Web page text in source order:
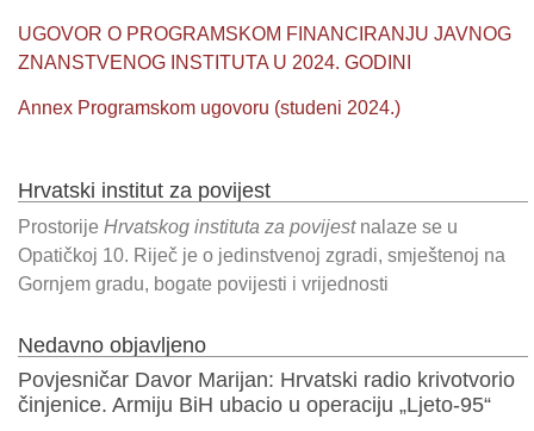
UGOVOR O PROGRAMSKOM FINANCIRANJU JAVNOG
ZNANSTVENOG INSTITUTA U 2024. GODINI
Annex Programskom ugovoru (studeni 2024.)
Hrvatski institut za povijest
Prostorije Hrvatskog instituta za povijestnalaze se u
Opatičkoj 10. Riječ je o jedinstvenoj zgradi, smještenoj na
Gornjem gradu, bogate povijesti i vrijednosti
Nedavno objavljeno
Povjesničar Davor Marijan: Hrvatski radio krivotvorio
činjenice. Armiju BiH ubacio u operaciju „Ljeto-95“